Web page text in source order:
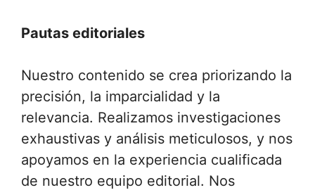
Pautas editoriales
Nuestro contenido se crea priorizando la
precisión, la imparcialidad y la
relevancia. Realizamos investigaciones
exhaustivas y análisis meticulosos, y nos
apoyamos en la experiencia cualificada
de nuestro equipo editorial. Nos